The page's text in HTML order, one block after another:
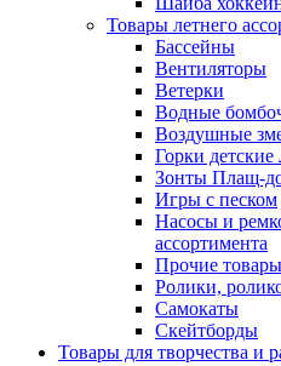
Товары летнего
Бассейны
Вентиляторы
Ветерки
Водные
Воздушные
Горки детские
Зонты Плащ-
Игры с песком
Насосы и
ассортимента
Прочие
Ролики,
Самокаты
Скейтборды
Товары для творчества и